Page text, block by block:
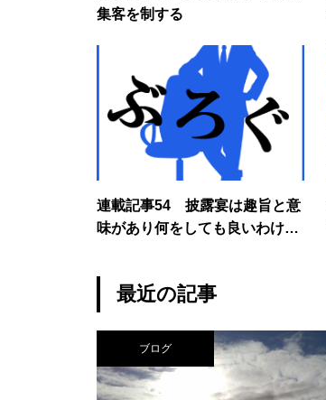
集客を制する
連載記事54 披露宴は趣旨と意
味があり何をしても良いわけで
最近の記事
ブログ